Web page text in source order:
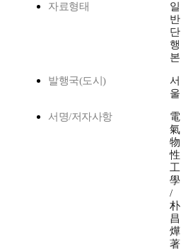
자료형태
일
반
단
행
본
발행국(도시)
서
울
서명/저자사항
電
氣
物
性
工
學
/
朴
昌
燁
著